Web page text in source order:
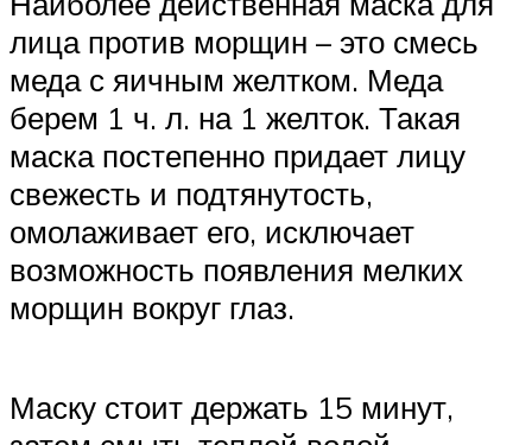
лица против морщин – это смесь
меда с яичным желтком. Меда
берем 1 ч. л. на 1 желток. Такая
маска постепенно придает лицу
свежесть и подтянутость,
омолаживает его, исключает
возможность появления мелких
морщин вокруг глаз.
Маску стоит держать 15 минут,